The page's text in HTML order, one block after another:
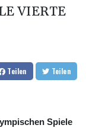
BYN 2.960018
CDF
2260.00015
CLP
VIERTE
Teilen Teilen
Spiele